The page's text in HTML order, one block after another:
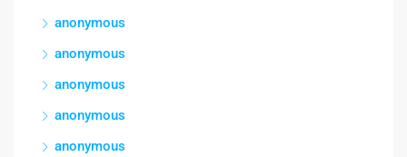
anonymous
anonymous
anonymous
anonymous
anonymous